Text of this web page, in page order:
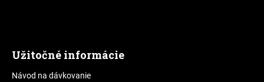
Užitočné informácie
Návod na dávkovanie